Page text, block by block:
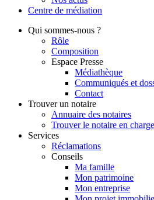
Centre de médiation
Qui sommes-nous ?
Rôle
Composition
Espace Presse
Médiathèque
Communiqués et
Contact
Trouver un notaire
Annuaire des notaires
Trouver le notaire en
Services
Réclamations
Conseils
Ma famille
Mon patrimoine
Mon entreprise